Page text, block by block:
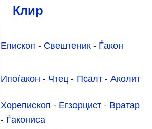
Клир
Епископ - Свештеник - Ѓакон
Ипоѓакон - Чтец - Псалт - Аколит
Хорепископ - Егзорцист - Вратар
- Ѓакониса